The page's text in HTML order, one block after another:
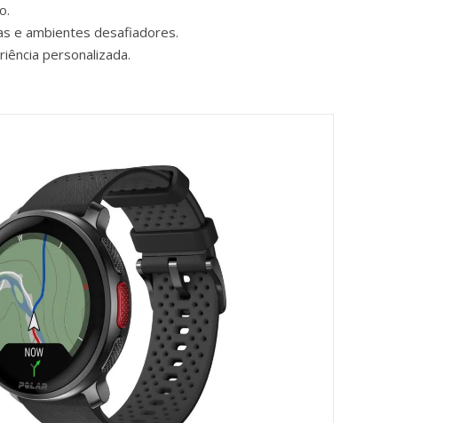
e ambientes desafiadores.
personalizada.